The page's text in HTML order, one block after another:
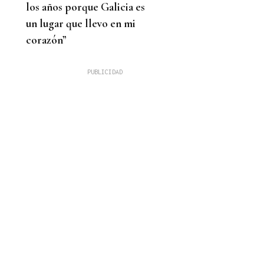
los años porque Galicia es
un lugar que llevo en mi
corazón”